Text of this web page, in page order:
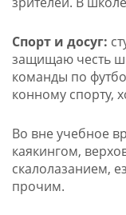
Спорт и досуг:
защищаю честь
команды по
конному спорту,
Во вне учебное
каякингом,
скалолазанием,
прочим.